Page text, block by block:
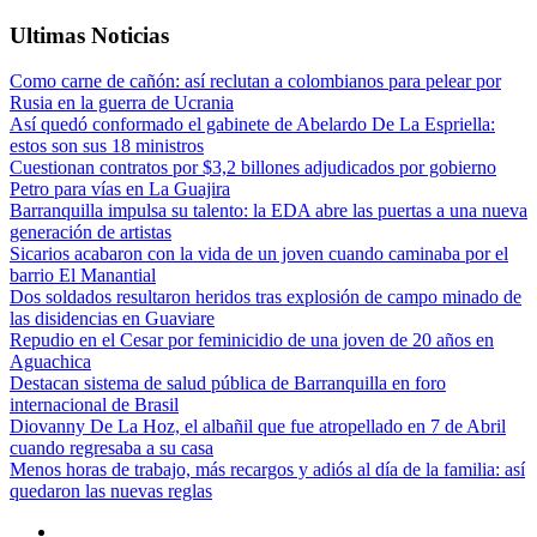
Ultimas Noticias
Como carne de cañón: así reclutan a colombianos para pelear por
Rusia en la guerra de Ucrania
Así quedó conformado el gabinete de Abelardo De La Espriella:
estos son sus 18 ministros
Cuestionan contratos por $3,2 billones adjudicados por gobierno
Petro para vías en La Guajira
Barranquilla impulsa su talento: la EDA abre las puertas a una nueva
generación de artistas
Sicarios acabaron con la vida de un joven cuando caminaba por el
barrio El Manantial
Dos soldados resultaron heridos tras explosión de campo minado de
las disidencias en Guaviare
Repudio en el Cesar por feminicidio de una joven de 20 años en
Aguachica
Destacan sistema de salud pública de Barranquilla en foro
internacional de Brasil
Diovanny De La Hoz, el albañil que fue atropellado en 7 de Abril
cuando regresaba a su casa
Menos horas de trabajo, más recargos y adiós al día de la familia: así
quedaron las nuevas reglas